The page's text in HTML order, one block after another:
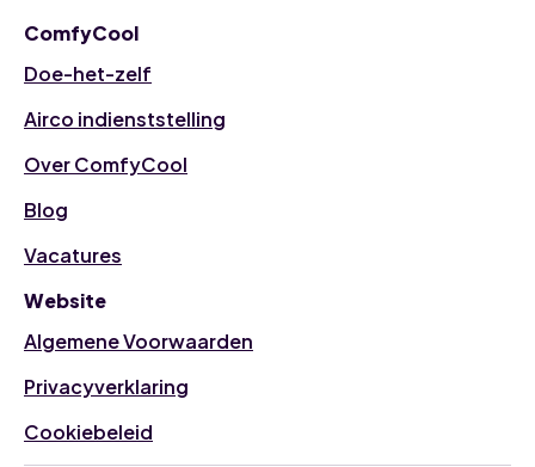
ComfyCool
Doe-het-zelf
Airco indienststelling
Over ComfyCool
Blog
Vacatures
Website
Algemene Voorwaarden
Privacyverklaring
Cookiebeleid